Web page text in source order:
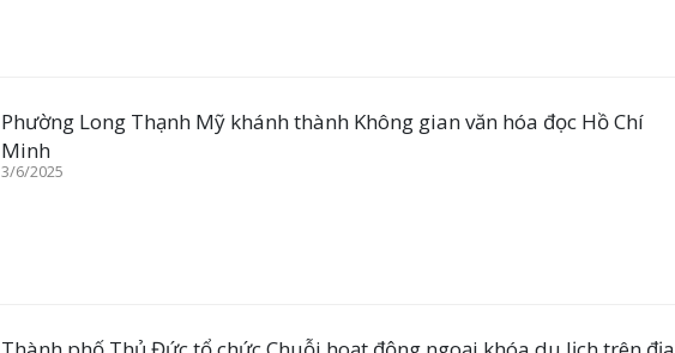
Phường Long Thạnh Mỹ khánh thành Không gian văn hóa đọc Hồ Chí
Minh
3/6/2025